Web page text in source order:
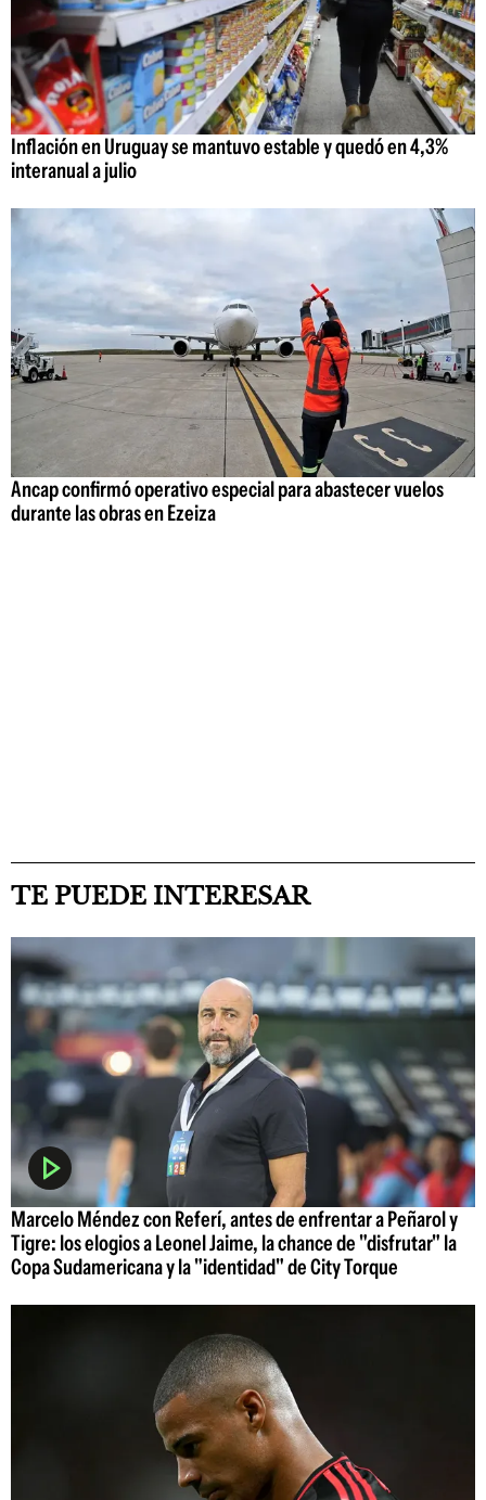
Inflación en Uruguay se mantuvo estable y quedó en 4,3%
interanual a julio
Ancap confirmó operativo especial para abastecer vuelos
durante las obras en Ezeiza
TE PUEDE INTERESAR
Marcelo Méndez con Referí, antes de enfrentar a Peñarol y
Tigre: los elogios a Leonel Jaime, la chance de "disfrutar" la
Copa Sudamericana y la "identidad" de City Torque